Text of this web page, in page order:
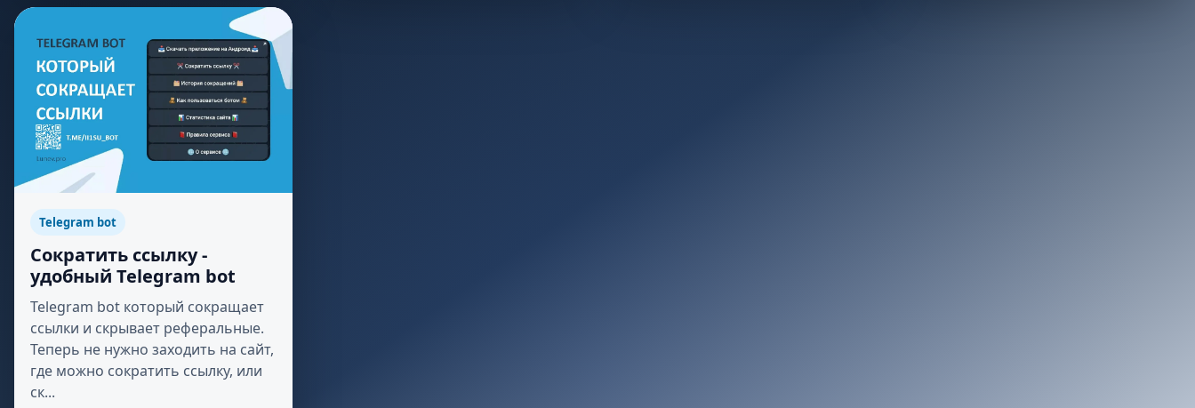
Telegram bot
Сократить ссылку -
удобный Telegram bot
Telegram bot который сокращает
ссылки и скрывает реферальные.
Теперь не нужно заходить на сайт,
где можно сократить ссылку, или
ск...